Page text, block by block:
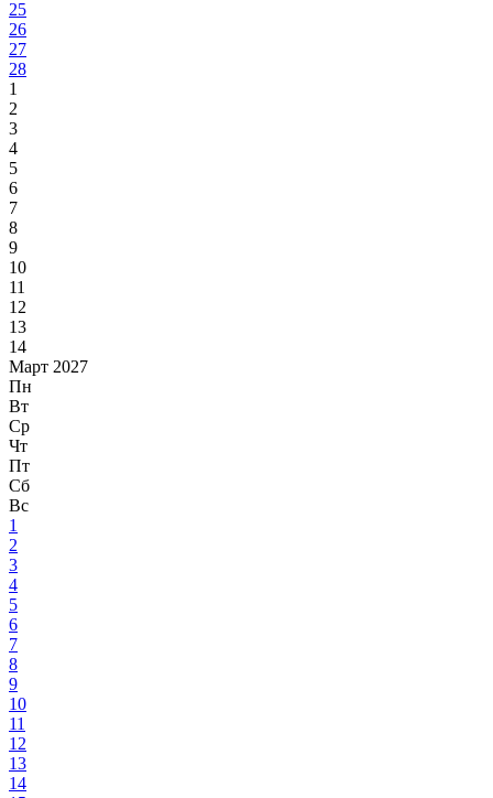
25
26
27
28
1
2
3
4
5
6
7
8
9
10
11
12
13
14
Март 2027
Пн
Вт
Ср
Чт
Пт
Сб
Вс
1
2
3
4
5
6
7
8
9
10
11
12
13
14